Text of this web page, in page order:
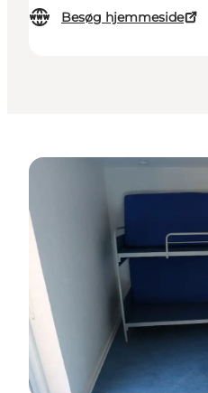
Besøg hjemmeside